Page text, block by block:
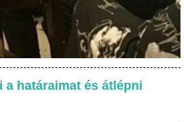
a határaimat és átlépni